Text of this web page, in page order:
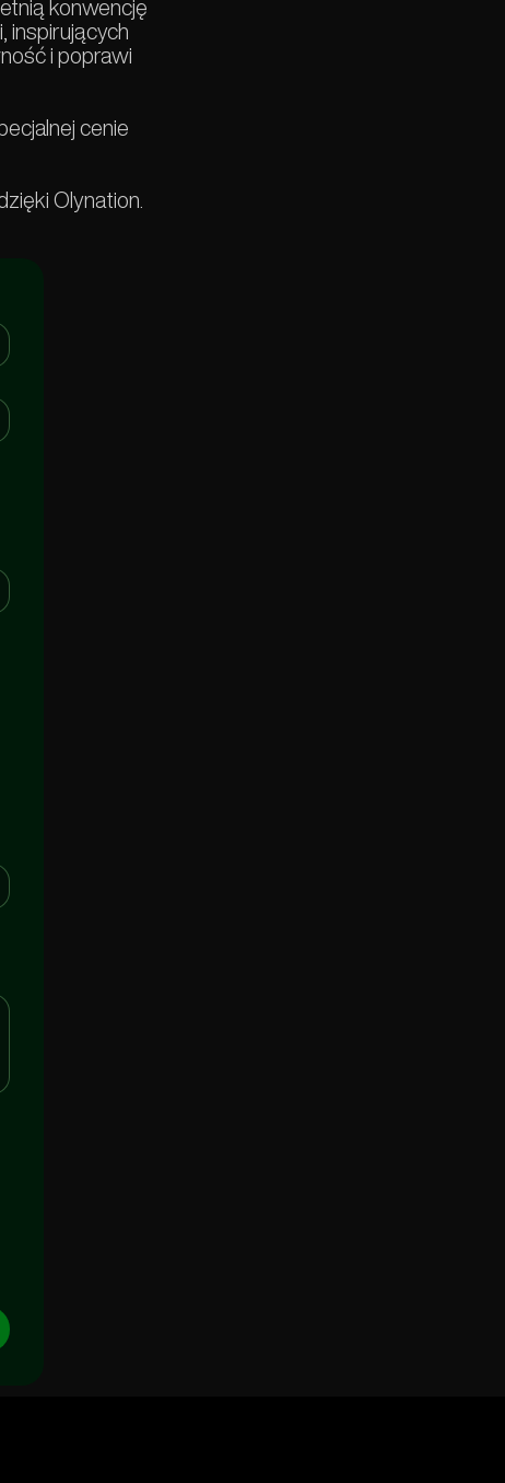
konwencję
inspirujących
i poprawi
cenie
Olynation.